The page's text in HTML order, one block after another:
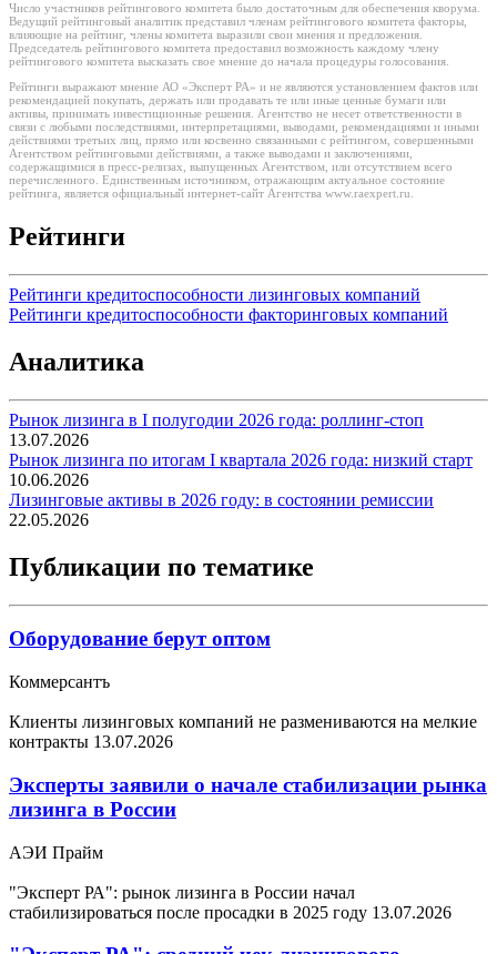
Число участников рейтингового комитета было достаточным для обеспечения кворума.
Ведущий рейтинговый аналитик представил членам рейтингового комитета факторы,
влияющие на рейтинг, члены комитета выразили свои мнения и предложения.
Председатель рейтингового комитета предоставил возможность каждому члену
рейтингового комитета высказать свое мнение до начала процедуры голосования.
Рейтинги выражают мнение АО «Эксперт РА» и не являются установлением фактов или
рекомендацией покупать, держать или продавать те или иные ценные бумаги или
активы, принимать инвестиционные решения. Агентство не несет ответственности в
связи с любыми последствиями, интерпретациями, выводами, рекомендациями и иными
действиями третьих лиц, прямо или косвенно связанными с рейтингом, совершенными
Агентством рейтинговыми действиями, а также выводами и заключениями,
содержащимися в пресс-релизах, выпущенных Агентством, или отсутствием всего
перечисленного. Единственным источником, отражающим актуальное состояние
рейтинга, является официальный интернет-сайт Агентства www.raexpert.ru.
Рейтинги
Рейтинги кредитоспособности лизинговых компаний
Рейтинги кредитоспособности факторинговых компаний
Аналитика
Рынок лизинга в I полугодии 2026 года: роллинг-стоп
13.07.2026
Рынок лизинга по итогам I квартала 2026 года: низкий старт
10.06.2026
Лизинговые активы в 2026 году: в состоянии ремиссии
22.05.2026
Публикации по тематике
Оборудование берут оптом
Коммерсантъ
Клиенты лизинговых компаний не размениваются на мелкие
контракты 13.07.2026
Эксперты заявили о начале стабилизации рынка
лизинга в России
АЭИ Прайм
"Эксперт РА": рынок лизинга в России начал
стабилизироваться после просадки в 2025 году 13.07.2026